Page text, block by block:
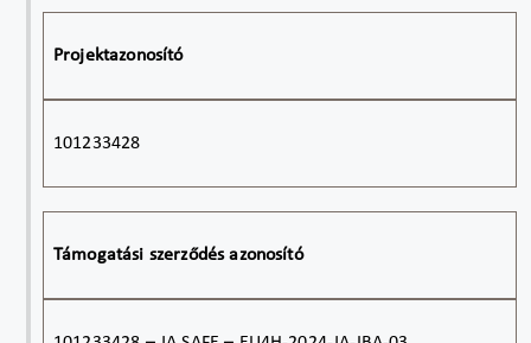
Projektazonosító
101233428
Támogatási szerződés azonosító